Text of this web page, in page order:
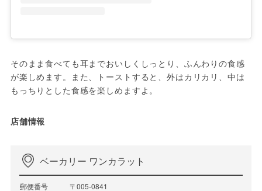
そのまま食べても耳までおいしくしっとり、ふんわりの食感
が楽しめます。また、トーストすると、外はカリカリ、中は
もっちりとした食感を楽しめますよ。
店舗情報
ベーカリー ワンカラット
郵便番号
〒005-0841